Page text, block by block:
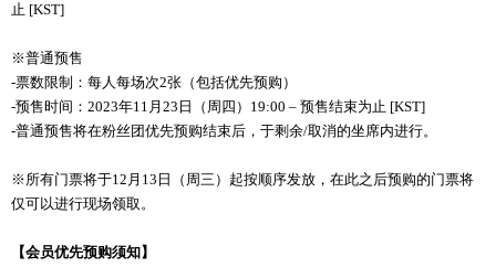
止 [KST]
※普通预售
-票数限制：每人每场次2张 （包括优先预购 ）
-预售时间 ： 2023年11 月 23 日（周四） 19:00 – 预售结束为止 [KST]
-普通预售将在粉丝团优先预购结束后，于剩余/取消的坐席内进行。
※所有门票将于12 月 13 日（周三）起按顺序发放，在此之后预购的门票将
仅可以进行现场领取。
【会员优先预购须知】